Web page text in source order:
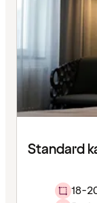
Standard
18-